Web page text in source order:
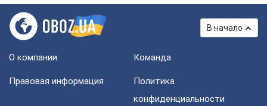
В начало
О компании Команда
Правовая информация
Политика
конфиденциальности